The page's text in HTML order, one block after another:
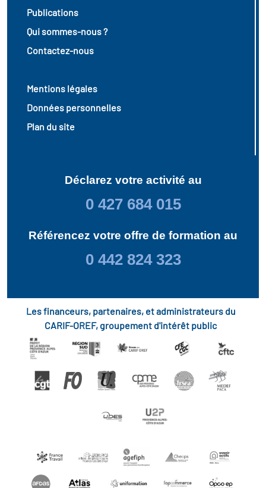
Publications
Qui sommes-nous ?
Contactez-nous
Mentions légales
Données personnelles
Plan du site
Déclarez votre activité au
0 427 684 015
Référencez votre offre de formation au
0 442 824 323
Les financeurs, partenaires, et administrateurs du
CARIF-OREF, groupement d'intérêt public